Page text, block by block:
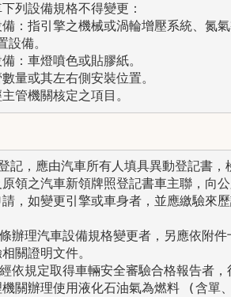
列設備規格不得變更：
：指引擎之機械或渦輪增壓系統、氮
備。
：車燈噴色或貼膠紙。
量或其左右側安裝位置。
管機關核定之項目。
記，應由汽車所有人填具異動登記書，
領之汽車新領牌照登記書車主聯，向
，如變更引擎或車身者，並應繳驗來
辦理汽車設備規格變更者，另應依附件
關證明文件。
依規定取得車輛安全審驗合格報告者，
關辦理使用液化石油氣為燃料 (含單